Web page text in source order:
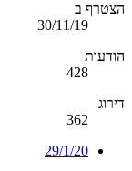
הצטרף ב
30/11/19
הודעות
428
דירוג
362
29/1/20